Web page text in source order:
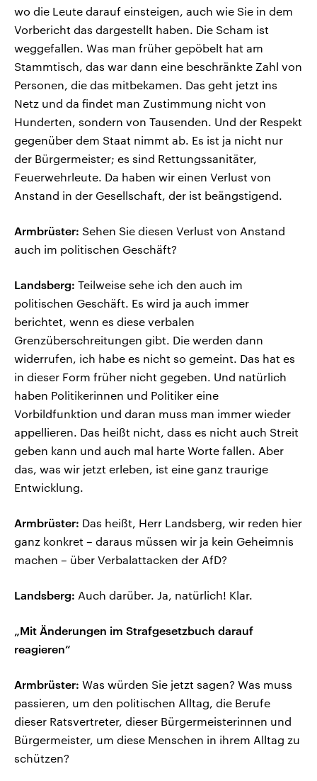
wo die Leute darauf einsteigen, auch wie Sie in dem
Vorbericht das dargestellt haben. Die Scham ist
weggefallen. Was man früher gepöbelt hat am
Stammtisch, das war dann eine beschränkte Zahl von
Personen, die das mitbekamen. Das geht jetzt ins
Netz und da findet man Zustimmung nicht von
Hunderten, sondern von Tausenden. Und der Respekt
gegenüber dem Staat nimmt ab. Es ist ja nicht nur
der Bürgermeister; es sind Rettungssanitäter,
Feuerwehrleute. Da haben wir einen Verlust von
Anstand in der Gesellschaft, der ist beängstigend.
Armbrüster: Sehen Sie diesen Verlust von Anstand
auch im politischen Geschäft?
Landsberg: Teilweise sehe ich den auch im
politischen Geschäft. Es wird ja auch immer
berichtet, wenn es diese verbalen
Grenzüberschreitungen gibt. Die werden dann
widerrufen, ich habe es nicht so gemeint. Das hat es
in dieser Form früher nicht gegeben. Und natürlich
haben Politikerinnen und Politiker eine
Vorbildfunktion und daran muss man immer wieder
appellieren. Das heißt nicht, dass es nicht auch Streit
geben kann und auch mal harte Worte fallen. Aber
das, was wir jetzt erleben, ist eine ganz traurige
Entwicklung.
Armbrüster: Das heißt, Herr Landsberg, wir reden hier
ganz konkret – daraus müssen wir ja kein Geheimnis
machen – über Verbalattacken der AfD?
Landsberg: Auch darüber. Ja, natürlich! Klar.
„Mit Änderungen im Strafgesetzbuch darauf
reagieren“
Armbrüster: Was würden Sie jetzt sagen? Was muss
passieren, um den politischen Alltag, die Berufe
dieser Ratsvertreter, dieser Bürgermeisterinnen und
Bürgermeister, um diese Menschen in ihrem Alltag zu
schützen?